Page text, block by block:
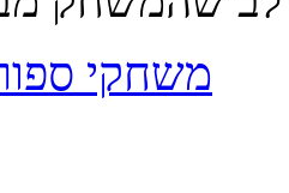
משחקי